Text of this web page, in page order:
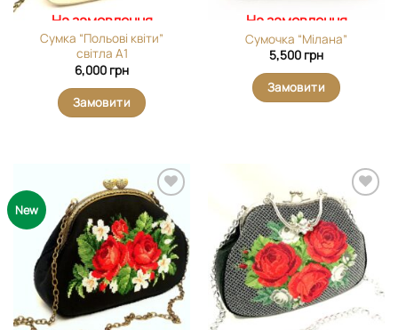
На замовлення
Сумка “Польові квіти”
світла А1
6,000 грн
Замовити
На замовлення
Сумочка “Мілана”
5,500 грн
Замовити
New
Додати
виріб у
вибране
Додати
виріб у
вибране